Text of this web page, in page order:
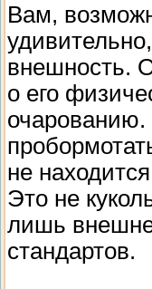
Вам,
внешность.
о его
очарованию.
не
Это не
лишь внешне
стандартов.